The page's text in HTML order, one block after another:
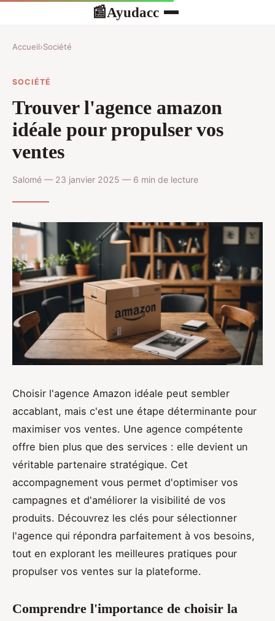
📰Ayudacc
Accueil›Société
SOCIÉTÉ
Trouver l'agence amazon
idéale pour propulser vos
ventes
Salomé — 23 janvier 2025 — 6 min de lecture
Choisir l'agence Amazon idéale peut sembler
accablant, mais c'est une étape déterminante pour
maximiser vos ventes. Une agence compétente
offre bien plus que des services : elle devient un
véritable partenaire stratégique. Cet
accompagnement vous permet d'optimiser vos
campagnes et d'améliorer la visibilité de vos
produits. Découvrez les clés pour sélectionner
l'agence qui répondra parfaitement à vos besoins,
tout en explorant les meilleures pratiques pour
propulser vos ventes sur la plateforme.
Comprendre l'importance de choisir la